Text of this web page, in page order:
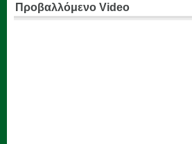
Προβαλλόμενο Video